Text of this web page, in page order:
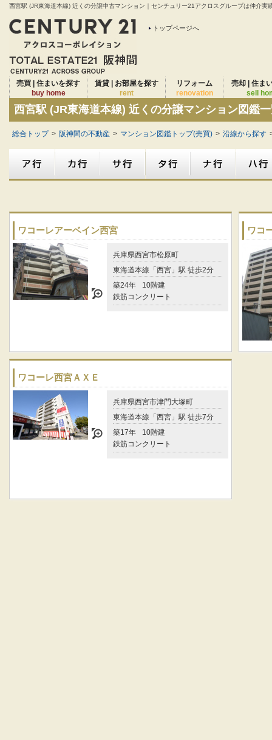
西宮駅 (JR東海道本線) 近くの分譲中古マンション｜センチュリー21アクロスグループは仲介実
トップページへ
売買 | 住まいを探す
buy home
賃貸 | お部屋を探す
rent
リフォーム
renovation
売却 | 住ま
sell
西宮駅 (JR東海道本線) 近くの分譲マンション図鑑
総合トップ > 阪神間の不動産 > マンション図鑑トップ(売買) > 沿線から探す
ワコーレアーベイン西宮
兵庫県西宮市松原町
東海道本線「西宮」駅 徒歩2分
築24年
10階建
鉄筋コンクリート
ワコ
ワコーレ西宮ＡＸＥ
兵庫県西宮市津門大塚町
東海道本線「西宮」駅 徒歩7分
築17年
10階建
鉄筋コンクリート